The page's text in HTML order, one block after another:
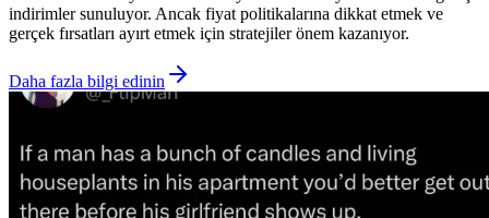
indirimler sunuluyor. Ancak fiyat politikalarına dikkat etmek ve
gerçek fırsatları ayırt etmek için stratejiler önem kazanıyor.
Daha fazla bilgi edinin